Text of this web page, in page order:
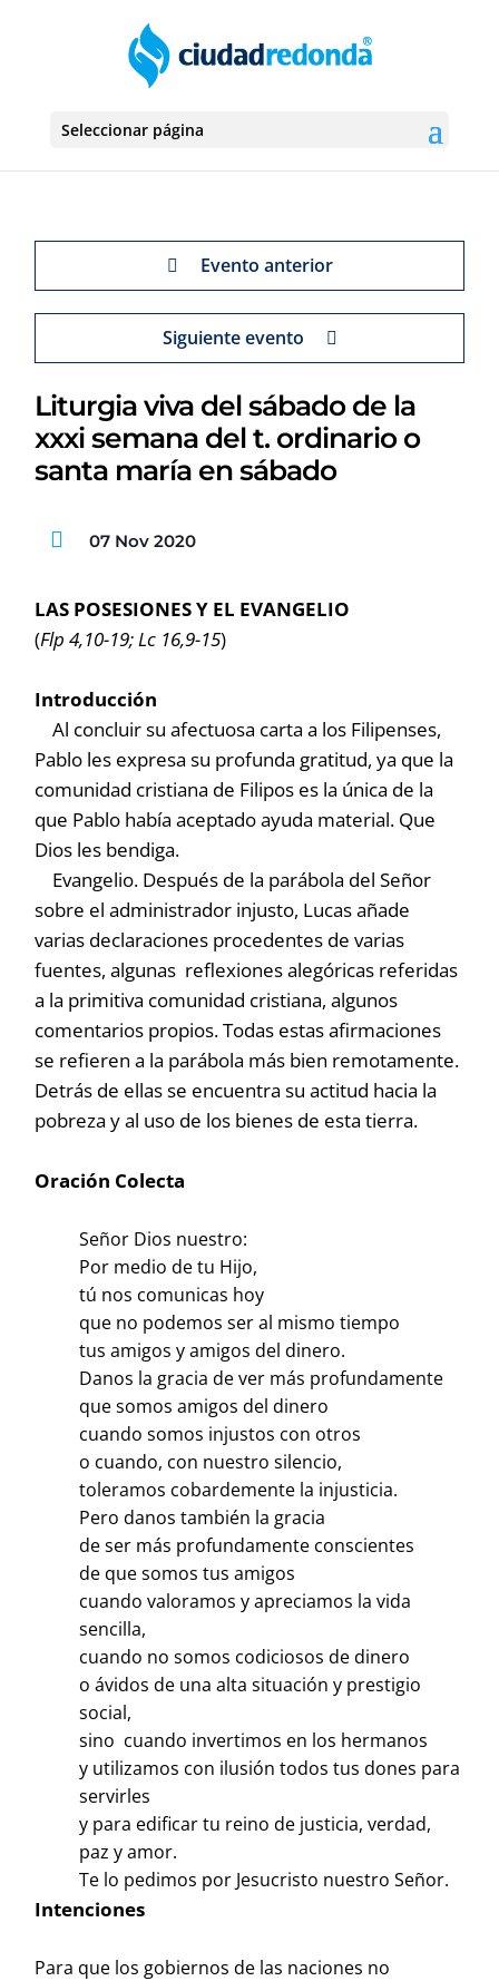
Seleccionar página
Evento anterior
Siguiente evento
Liturgia viva del sábado de la
xxxi semana del t. ordinario o
santa maría en sábado
07 Nov 2020
LAS POSESIONES Y EL EVANGELIO
(Flp 4,10-19; Lc 16,9-15)
Introducción
Al concluir su afectuosa carta a los Filipenses,
Pablo les expresa su profunda gratitud, ya que la
comunidad cristiana de Filipos es la única de la
que Pablo había aceptado ayuda material. Que
Dios les bendiga.
Evangelio. Después de la parábola del Señor
sobre el administrador injusto, Lucas añade
varias declaraciones procedentes de varias
fuentes, algunas reflexiones alegóricas referidas
a la primitiva comunidad cristiana, algunos
comentarios propios. Todas estas afirmaciones
se refieren a la parábola más bien remotamente.
Detrás de ellas se encuentra su actitud hacia la
pobreza y al uso de los bienes de esta tierra.
Oración Colecta
Señor Dios nuestro:
Por medio de tu Hijo,
tú nos comunicas hoy
que no podemos ser al mismo tiempo
tus amigos y amigos del dinero.
Danos la gracia de ver más profundamente
que somos amigos del dinero
cuando somos injustos con otros
o cuando, con nuestro silencio,
toleramos cobardemente la injusticia.
Pero danos también la gracia
de ser más profundamente conscientes
de que somos tus amigos
cuando valoramos y apreciamos la vida
sencilla,
cuando no somos codiciosos de dinero
o ávidos de una alta situación y prestigio
social,
sino cuando invertimos en los hermanos
y utilizamos con ilusión todos tus dones para
servirles
y para edificar tu reino de justicia, verdad,
paz y amor.
Te lo pedimos por Jesucristo nuestro Señor.
Intenciones
Para que los gobiernos de las naciones no